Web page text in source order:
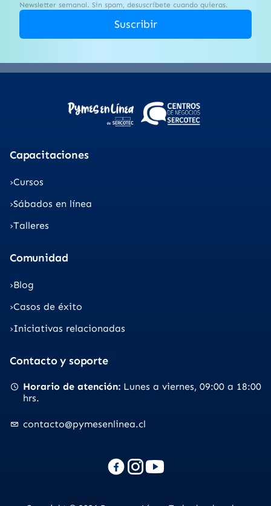
Newsletter semanal. Sin spam, desuscríbete cuando quieras.
Suscribir
Capacitaciones
Cursos
Sábados en línea
Talleres
Comunidad
Blog
Casos de éxito
Iniciativas relacionadas
Contacto y soporte
Horario de atención Lunes a viernes 09:00 a 18:00
hrs.
contacto@pymesenlinea.cl